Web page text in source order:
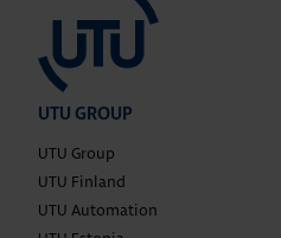
UTU GROUP
UTU Group
UTU Finland
UTU Automation